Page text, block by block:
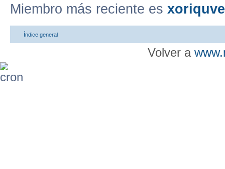
Miembro más reciente es
Índice general
Volver a